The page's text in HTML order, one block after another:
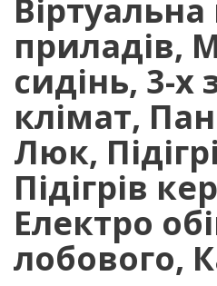
приладів,
сидінь, 3-х
клімат,
Люк,
Підігрів
Електро
лобового,